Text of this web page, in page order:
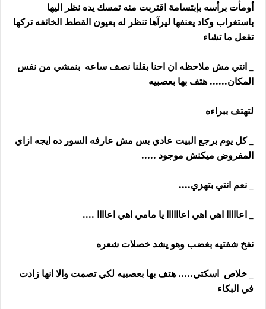
أومأت برأسه بإبتسامة اقتربت منه تمسك يده نظر اليها
باستغراب وكاد يعنفها ليرآها تنظر له بعيون القطط الخائفه تركها
تفعل ما تشاء
_ انتي مش ملاحظه ان احنا بقلنا نصف ساعه بنمشي من نفس
المكان...... هتف بها بعصبيه
لتهتف ببراءه
_ كل يوم برجع البيت عادي بس مش عارفه السور ده ايجه ازاي
المفروض ميكنش موجود .....
_ نعم انتي بتهزي....
_ اعااااا اهي اهي اعاااااا يا مامي اهي اعاااا ....
نفخ شفتيه بغضب وهو يشد خصلات شعره
_ خلاص اسكتي..... هتف بها بعصبيه لكي تصمت والا انها زادت
في البكاء